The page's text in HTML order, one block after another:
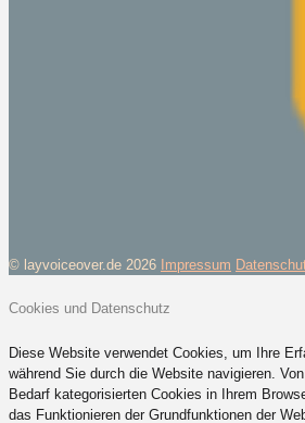
© layvoiceover.de 2026 Impressum
Cookies und Datenschutz
Diese Website verwendet Cookies, um Ihre
während Sie durch die Website navigieren.
Bedarf kategorisierten Cookies in Ihrem
das Funktionieren der Grundfunktionen der